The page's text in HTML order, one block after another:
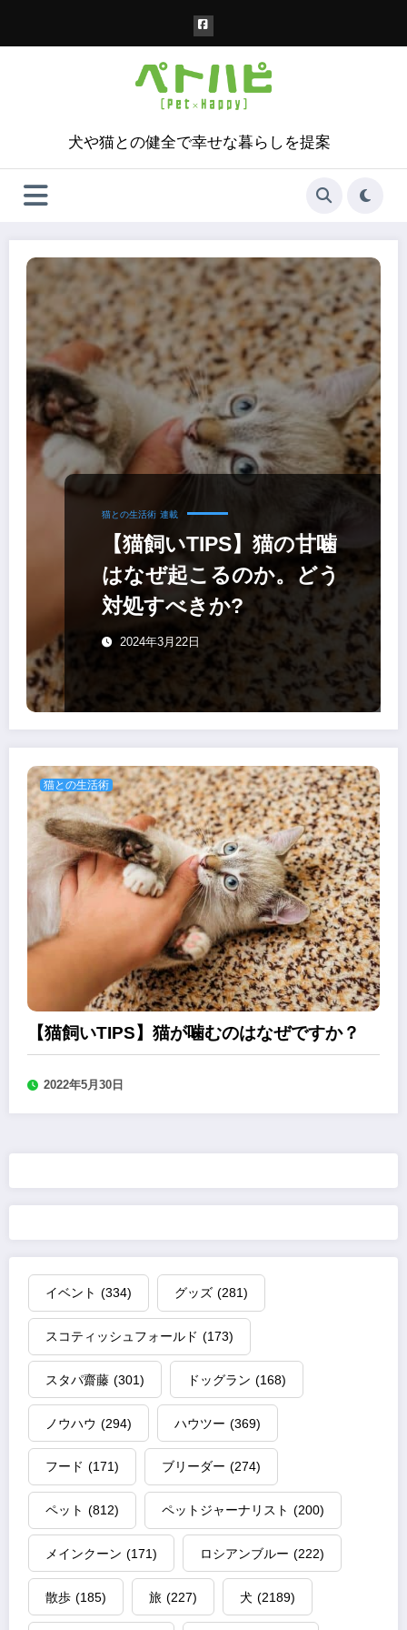
犬や猫との健全で幸せな暮らしを提案
猫との生活術 連載
【猫飼いTIPS】猫の甘噛
はなぜ起こるのか。どう
対処すべきか?
2024年3月22日
猫との生活術
【猫飼いTIPS】猫が噛むのはなぜですか？
2022年5月30日
イベント (334) グッズ (281)
スコティッシュフォールド (173)
スタパ齋藤 (301) ドッグラン (168)
ノウハウ (294) ハウツー (369)
フード (171) ブリーダー (274)
ペット (812) ペットジャーナリスト (200)
メインクーン (171) ロシアンブルー (222)
散歩 (185) 旅 (227) 犬 (2189)